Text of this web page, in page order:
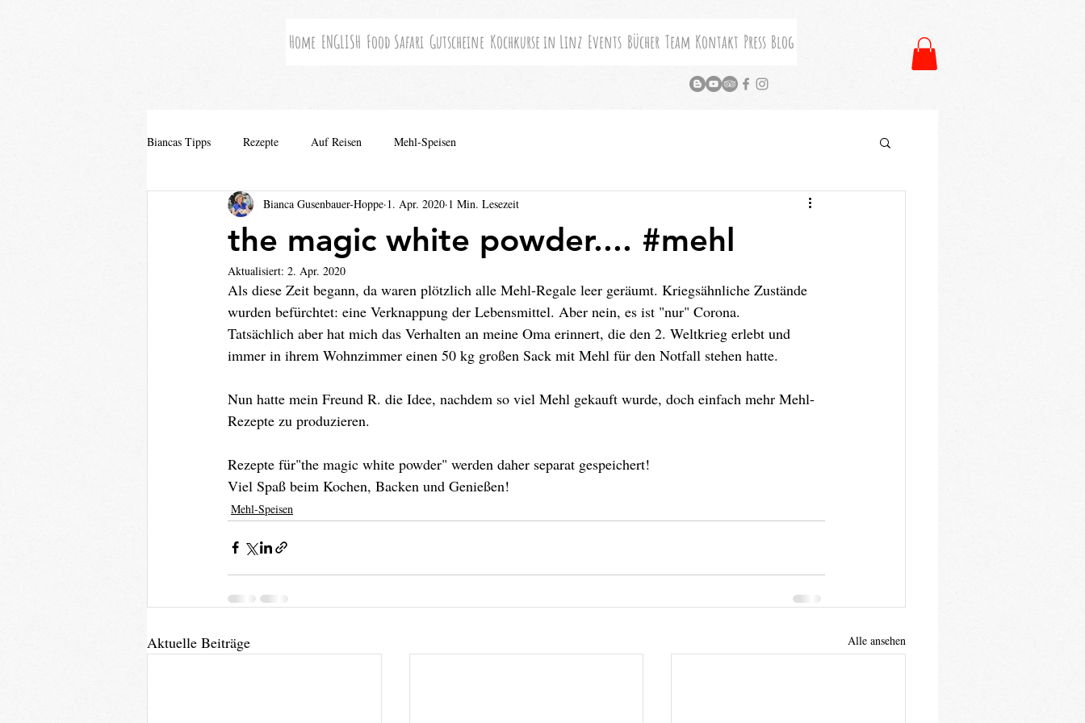
Home ENGLISH Food Safari Gutscheine Kochkurse in Linz Events Bücher Team Kontakt Press Blog
Biancas Tipps Rezepte Auf Reisen Mehl-Speisen
the magic white powder.... #mehl
Bianca Gusenbauer-Hoppe 1. Apr. 2020 1 Min. Lesezeit
Aktualisiert: 2. Apr. 2020
Als diese Zeit begann, da waren plötzlich alle Mehl-Regale leer geräumt. Kriegsähnliche Zustände
wurden befürchtet: eine Verknappung der Lebensmittel. Aber nein, es ist "nur" Corona.
Tatsächlich aber hat mich das Verhalten an meine Oma erinnert, die den 2. Weltkrieg erlebt und
immer in ihrem Wohnzimmer einen 50 kg großen Sack mit Mehl für den Notfall stehen hatte.
Nun hatte mein Freund R. die Idee, nachdem so viel Mehl gekauft wurde, doch einfach mehr Mehl-
Rezepte zu produzieren.
Rezepte für"the magic white powder" werden daher separat gespeichert!
Viel Spaß beim Kochen, Backen und Genießen!
Mehl-Speisen
Aktuelle Beiträge Alle ansehen